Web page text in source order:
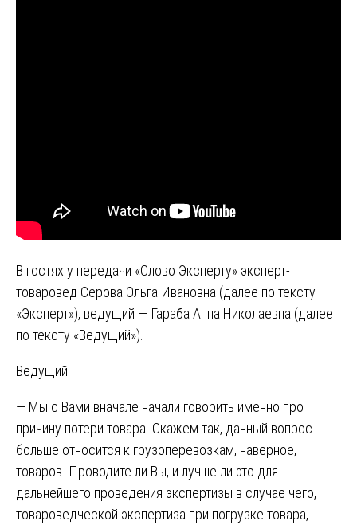
В гостях у передачи «Слово Эксперту» эксперт-
товаровед Серова Ольга Ивановна (далее по тексту
«Эксперт»), ведущий — Гараба Анна Николаевна (далее
по тексту «Ведущий»).
Ведущий:
— Мы с Вами вначале начали говорить именно про
причину потери товара. Скажем так, данный вопрос
больше относится к грузоперевозкам, наверное,
товаров. Проводите ли Вы, и лучше ли это для
дальнейшего проведения экспертизы в случае чего,
товароведческой экспертиза при погрузке товара,